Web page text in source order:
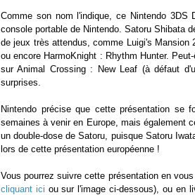
Comme son nom l'indique, ce Nintendo
console portable de Nintendo. Satoru Shibata
de jeux très attendus, comme Luigi's Mansion
ou encore HarmoKnight : Rhythm Hunter.
sur Animal Crossing : New Leaf (à défaut
surprises.
Nintendo précise que cette présentation
semaines à venir en Europe, mais également
un double-dose de Satoru, puisque Satoru
lors de cette présentation européenne !
Vous pourrez suivre cette présentation en
cliquant ici ou sur l'image ci-dessous), ou en